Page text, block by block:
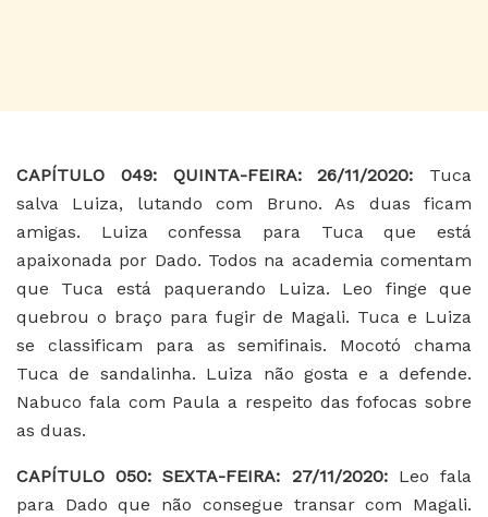
CAPÍTULO 049: QUINTA-FEIRA: 26/11/2020: Tuca
salva Luiza, lutando com Bruno. As duas ficam
amigas. Luiza confessa para Tuca que está
apaixonada por Dado. Todos na academia comentam
que Tuca está paquerando Luiza. Leo finge que
quebrou o braço para fugir de Magali. Tuca e Luiza
se classificam para as semifinais. Mocotó chama
Tuca de sandalinha. Luiza não gosta e a defende.
Nabuco fala com Paula a respeito das fofocas sobre
as duas.
CAPÍTULO 050: SEXTA-FEIRA: 27/11/2020: Leo fala
para Dado que não consegue transar com Magali.